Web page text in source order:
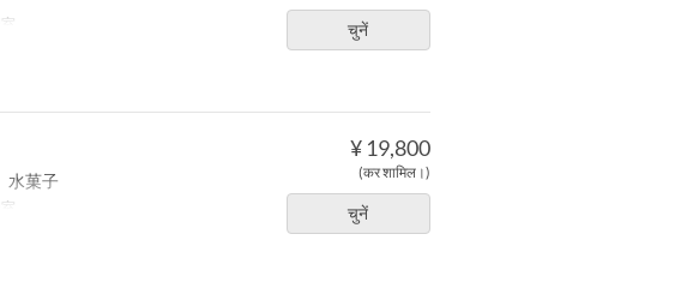
चुनें
¥ 19,800
(कर शामिल।)
चुनें
水菓子